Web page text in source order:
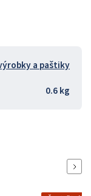
a paštiky
0.6 kg
Next